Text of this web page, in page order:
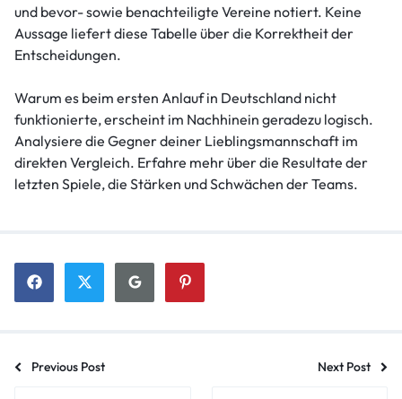
und bevor- sowie benachteiligte Vereine notiert. Keine
Aussage liefert diese Tabelle über die Korrektheit der
Entscheidungen.
Warum es beim ersten Anlauf in Deutschland nicht
funktionierte, erscheint im Nachhinein geradezu logisch.
Analysiere die Gegner deiner Lieblingsmannschaft im
direkten Vergleich. Erfahre mehr über die Resultate der
letzten Spiele, die Stärken und Schwächen der Teams.
Previous Post Next Post